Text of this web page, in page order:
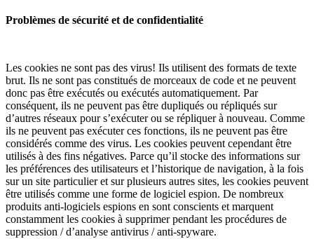
Problèmes de sécurité et de confidentialité
Les cookies ne sont pas des virus! Ils utilisent des formats de texte
brut. Ils ne sont pas constitués de morceaux de code et ne peuvent
donc pas être exécutés ou exécutés automatiquement. Par
conséquent, ils ne peuvent pas être dupliqués ou répliqués sur
d’autres réseaux pour s’exécuter ou se répliquer à nouveau. Comme
ils ne peuvent pas exécuter ces fonctions, ils ne peuvent pas être
considérés comme des virus. Les cookies peuvent cependant être
utilisés à des fins négatives. Parce qu’il stocke des informations sur
les préférences des utilisateurs et l’historique de navigation, à la fois
sur un site particulier et sur plusieurs autres sites, les cookies peuvent
être utilisés comme une forme de logiciel espion. De nombreux
produits anti-logiciels espions en sont conscients et marquent
constamment les cookies à supprimer pendant les procédures de
suppression / d’analyse antivirus / anti-spyware.